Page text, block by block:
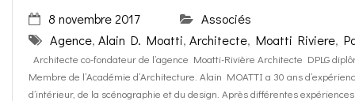
8 novembre 2017
Associés
Agence, Alain D. Moatti, Architecte, Moatti Riviere,
Architecte co-fondateur de l’agence Moatti-Rivière Architecte DPLG
Membre de l’Académie d’Architecture. Alain MOATTI a 30 ans
d’intérieur, de la scénographie et du design. Après différentes